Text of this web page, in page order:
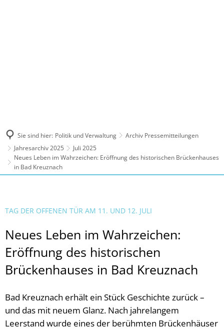
Sie sind hier: Politik und Verwaltung
Archiv Pressemitteilungen
Jahresarchiv 2025
Juli 2025
Neues Leben im Wahrzeichen: Eröffnung des historischen Brückenhauses
in Bad Kreuznach
TAG DER OFFENEN TÜR AM 11. UND 12. JULI
Neues Leben im Wahrzeichen:
Eröffnung des historischen
Brückenhauses in Bad Kreuznach
Bad Kreuznach erhält ein Stück Geschichte zurück –
und das mit neuem Glanz. Nach jahrelangem
Leerstand wurde eines der berühmten Brückenhäuser